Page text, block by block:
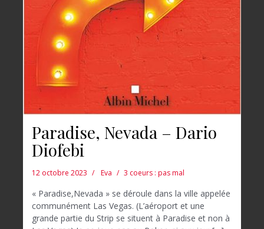
Paradise, Nevada – Dario
Diofebi
12 octobre 2023 Eva 3 coeurs : pas mal
« Paradise,Nevada » se déroule dans la ville appelée
communément Las Vegas. (L’aéroport et une
grande partie du Strip se situent à Paradise et non à